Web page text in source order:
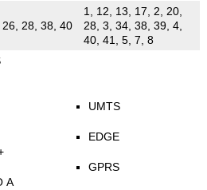
26, 28, 38, 40
1, 12, 13, 17, 2, 20,
28, 3, 34, 38, 39, 4,
40, 41, 5, 7, 8
A
UMTS
EDGE
GPRS